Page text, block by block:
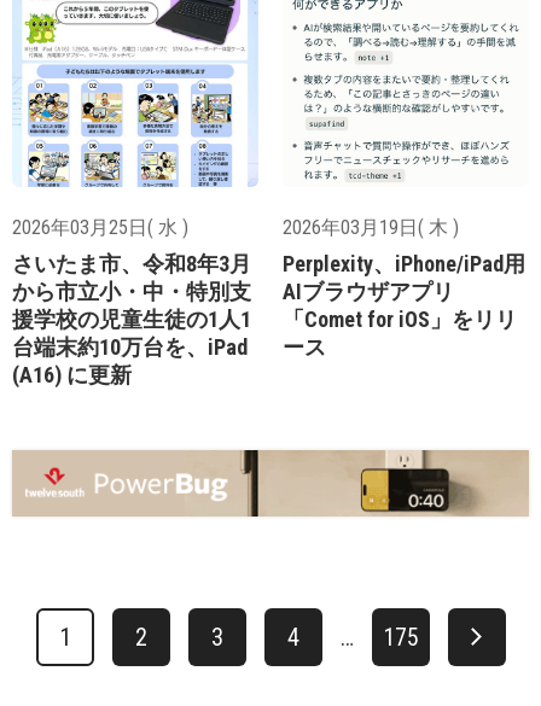
2026年03月25日( 水 )
さいたま市、令和8年3月
から市立小・中・特別支
援学校の児童生徒の1人1
台端末約10万台を、iPad
(A16) に更新
2026年03月19日( 木 )
Perplexity、iPhone/iPad用
AIブラウザアプリ
「Comet for iOS」をリリ
ース
1 2 3 4 … 175